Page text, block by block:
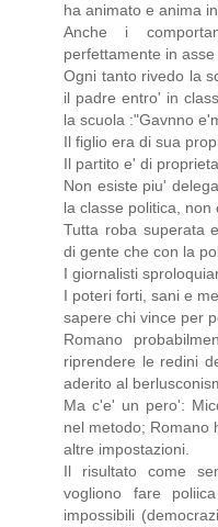
ha animato e anima
Anche i
perfettamente in
Ogni tanto rivedo la
il padre entro' in
la scuola :"Gavnno
Il figlio era di sua
Il partito e' di
Non esiste piu'
la classe politica,
Tutta roba superata
di gente che con la
I giornalisti
I poteri forti, sani e
sapere chi vince per
Romano
riprendere le redini
aderito al
Ma c'e' un pero':
nel metodo; Romano
altre impostazioni.
Il risultato come
vogliono fare
impossibili